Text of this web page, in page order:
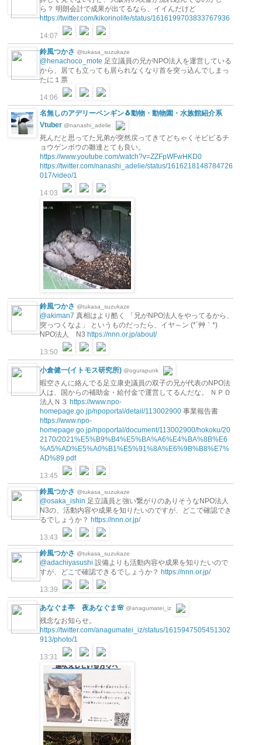
ら？ 明朗会計で成果が出てるなら、イイんだけど
https://twitter.com/kikorinolife/status/1616199703833767936
14:07
鈴風つかさ @tukasa_suzukaze
@henachoco_mote 足立議員の兄がNPO法人を運営している
から、居ても立っても居られなくなり首を突っ込んでしまっ
たに１票
14:06
名無しのアデリーペンギン🐧動物・動物園・水族館紹介系
Vtuber @nanashi_adelie
死んだと思ってた兄弟が突然戻ってきてどちゃくそビビるチ
ョウゲンボウの雛達とても良い。
https://www.youtube.com/watch?v=ZZFpWFwHKD0
https://twitter.com/nanashi_adelie/status/1616218148784726
017/video/1
14:03
鈴風つかさ @tukasa_suzukaze
@akiman7 真相はより酷く 「兄がNPO法人をやってるから、
突っつくなよ」 というものだったら、イヤ～ン (*´艸｀*)
NPO法人 N3 https://nnn.or.jp/about/
13:50
小倉健一(イトモス研究所) @ogurapunk
暇空さんに絡んでる足立康史議員の双子の兄が代表のNPO法
人は、国からの補助金・給付金で運営してるんだな。 ＮＰＯ
法人Ｎ３ https://www.npo-
homepage.go.jp/npoportal/detail/113002900 事業報告書
https://www.npo-
homepage.go.jp/npoportal/document/113002900/hokoku/20
2170/2021%E5%B9%B4%E5%BA%A6%E4%BA%8B%E6
%A5%AD%E5%A0%B1%E5%91%8A%E6%9B%B8%E7%
AD%89.pdf
13:45
鈴風つかさ @tukasa_suzukaze
@osaka_ishin 足立議員と強い繋がりのありそうなNPO法人
N3の、活動内容や成果を知りたいのですが、どこで確認でき
るでしょうか？ https://nnn.or.jp/
13:43
鈴風つかさ @tukasa_suzukaze
@adachiyasushi 設備よりも活動内容や成果を知りたいので
すが、どこで確認できるでしょうか？ https://nnn.or.jp/
13:39
あなぐま亭 夜あなぐま🌸 @anagumatei_iz
残念なお知らせ。
https://twitter.com/anagumatei_iz/status/1615947505451302
913/photo/1
13:31